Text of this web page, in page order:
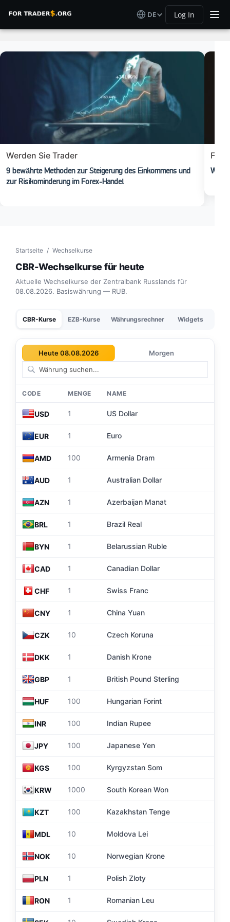
DE Log In
Werden Sie Trader
9 bewährte Methoden zur Steigerung des Einkommens und
zur Risikominderung im Forex-Handel
Was
Startseite / Wechselkurse
CBR-Wechselkurse für heute
Aktuelle Wechselkurse der Zentralbank Russlands für
08.08.2026. Basiswährung — RUB.
CBR-Kurse EZB-Kurse Währungsrechner Widgets
Heute 08.08.2026 Morgen
CODE MENGE NAME
USD 1 US Dollar
EUR 1 Euro
AMD 100 Armenia Dram
AUD 1 Australian Dollar
AZN 1 Azerbaijan Manat
BRL 1 Brazil Real
BYN 1 Belarussian Ruble
CAD 1 Canadian Dollar
CHF 1 Swiss Franc
CNY 1 China Yuan
CZK 10 Czech Koruna
DKK 1 Danish Krone
GBP 1 British Pound Sterling
HUF 100 Hungarian Forint
INR 100 Indian Rupee
JPY 100 Japanese Yen
KGS 100 Kyrgyzstan Som
KRW 1000 South Korean Won
KZT 100 Kazakhstan Tenge
MDL 10 Moldova Lei
NOK 10 Norwegian Krone
PLN 1 Polish Zloty
RON 1 Romanian Leu